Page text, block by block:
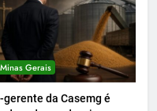
Minas Gerais
gerente da Casemg é